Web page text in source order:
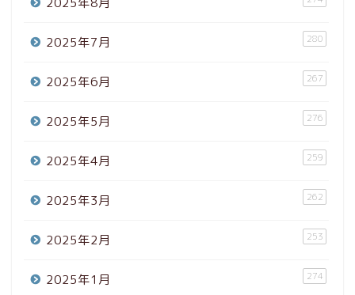
2025年7月 280
2025年6月 267
2025年5月 276
2025年4月 259
2025年3月 262
2025年2月 253
2025年1月 274